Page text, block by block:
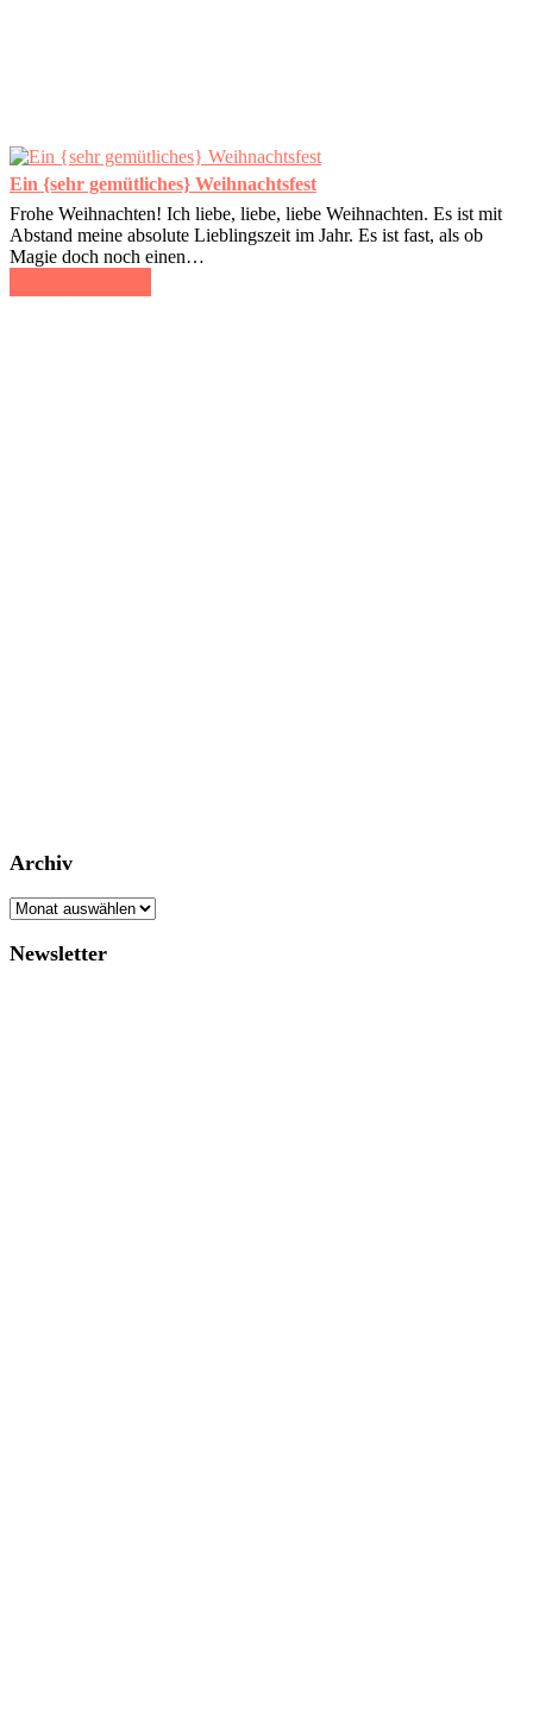
Ein {sehr gemütliches} Weihnachtsfest
Frohe Weihnachten! Ich liebe, liebe, liebe Weihnachten. Es ist mit
Abstand meine absolute Lieblingszeit im Jahr. Es ist fast, als ob
Magie doch noch einen…
Archiv
Archiv
Newsletter